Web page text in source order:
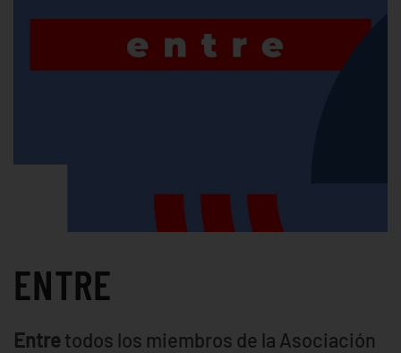
ENTRE
Entre todos los miembros de la Asociación